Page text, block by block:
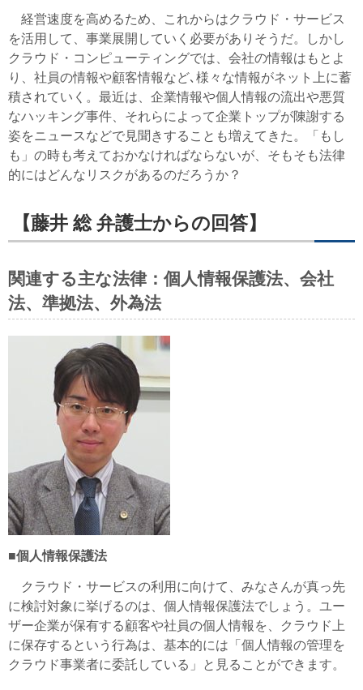
経営速度を高めるため、これからはクラウド・サービス
を活用して、事業展開していく必要がありそうだ。しかし
クラウド・コンピューティングでは、会社の情報はもとよ
り、社員の情報や顧客情報など､様々な情報がネット上に蓄
積されていく。最近は、企業情報や個人情報の流出や悪質
なハッキング事件、それらによって企業トップが陳謝する
姿をニュースなどで見聞きすることも増えてきた。「もし
も」の時も考えておかなければならないが、そもそも法律
的にはどんなリスクがあるのだろうか？
【藤井 総 弁護士からの回答】
関連する主な法律：個人情報保護法、会社
法、準拠法、外為法
■個人情報保護法
クラウド・サービスの利用に向けて、みなさんが真っ先
に検討対象に挙げるのは、個人情報保護法でしょう。ユー
ザー企業が保有する顧客や社員の個人情報を、クラウド上
に保存するという行為は、基本的には「個人情報の管理を
クラウド事業者に委託している」と見ることができます。